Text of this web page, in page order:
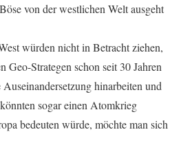
von der westlichen Welt ausgeht
würden nicht in Betracht ziehen,
Geo-Strategen schon seit 30 Jahren
hinarbeiten und
sogar einen Atomkrieg
bedeuten würde, möchte man sich